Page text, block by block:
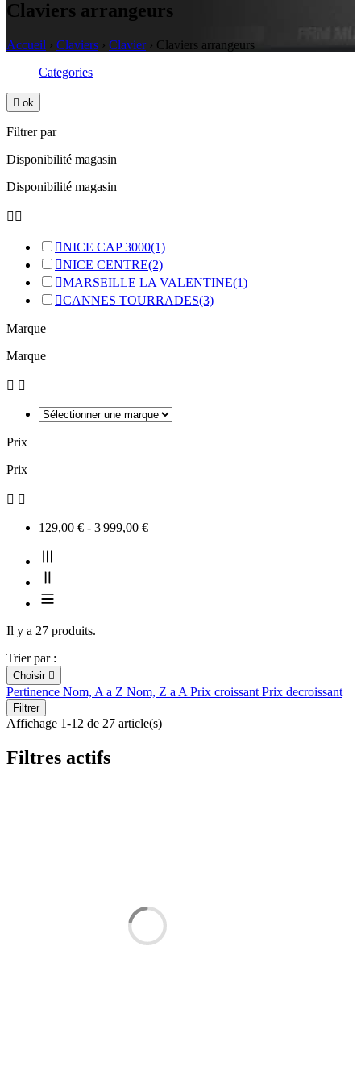
Claviers arrangeurs
Accueil › Claviers › Clavier› Claviers arrangeurs
Categories
 ok
Filtrer par
Disponibilité magasin
Disponibilité magasin
 
NICE CAP 3000(1)
NICE CENTRE(2)
MARSEILLE LA VALENTINE(1)
CANNES TOURRADES(3)
Marque
Marque
 
Prix
Prix
 
129,00 € - 3 999,00 €
Il y a 27 produits.
Trier par :
Choisir 
Pertinence Nom, A a Z Nom, Z a A Prix croissant Prix decroissant
Filtrer
Affichage 1-12 de 27 article(s)
Filtres actifs